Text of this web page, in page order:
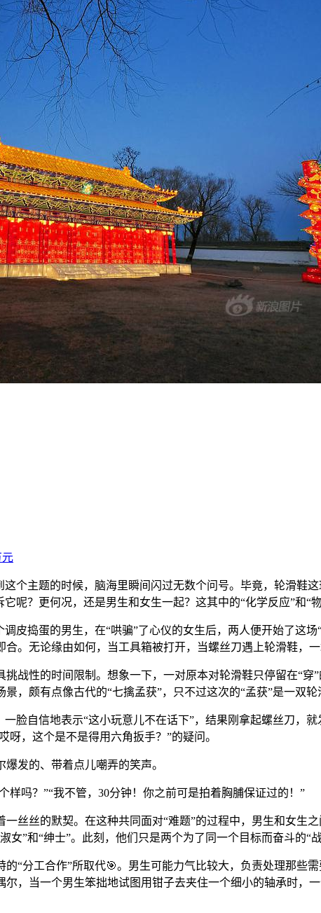
个主题的时候，脑海里瞬间闪过无数个问号。毕竟，轮滑鞋
呢？更何况，还是男生和女生一起？这其中的“化学反应”和“
皮捣蛋的男生，在“哄骗”了心仪的女生后，两人便开始了这
。无论缘由如何，当工具箱被打开，当螺丝刀遇上轮滑鞋，一
战性的时间限制。想象一下，一对原本对轮滑鞋只停留在“
，颇有点像古代的“七擒孟获”，只不过这次的“孟获”是一双轮
脸自信地表示“这小玩意儿不在话下”，结果刚拿起螺丝刀，
呀，这个是不是得用六角扳手？”的疑问。
发的、带着点儿嘲弄的笑声。
样吗？”“我不管，30分钟！你之前可是拍着胸脯保证过的！”
丝丝的默契。在这种共同面对“难题”的过程中，男生和女生
”和“绅士”。此刻，他们只是两个为了同一个目标而奋斗的“
“分工合作”所取代🎯。男生可能力气比较大，负责处理那些
，当一个男生笨拙地试图用钳子去夹住一个细小的轴承时，